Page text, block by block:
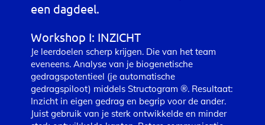
een dagdeel.
Workshop I: INZICHT
Je leerdoelen scherp krijgen. Die van het team
eveneens. Analyse van je biogenetische
gedragspotentieel (je automatische
gedragspiloot) middels Structogram ®. Resultaat:
Inzicht in eigen gedrag en begrip voor de ander.
Juist gebruik van je sterk ontwikkelde en minder